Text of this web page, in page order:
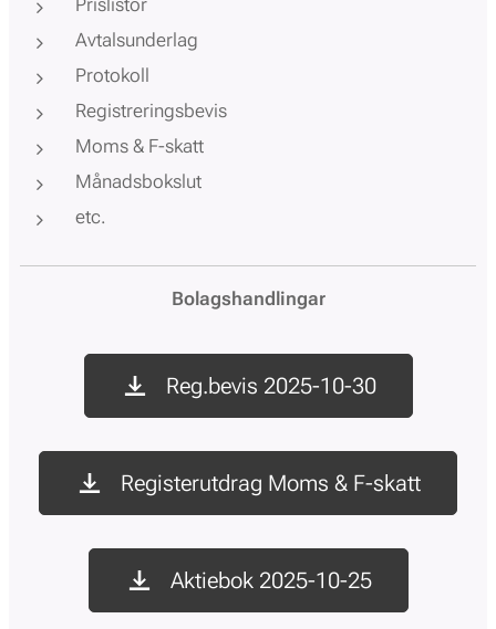
Prislistor
Avtalsunderlag
Protokoll
Registreringsbevis
Moms & F-skatt
Månadsbokslut
etc.
Bolagshandlingar
Reg.bevis 2025-10-30
Registerutdrag Moms & F-skatt
Aktiebok 2025-10-25